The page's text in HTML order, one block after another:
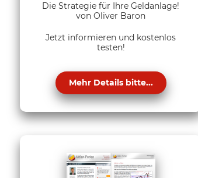
Die Strategie für Ihre Geldanlage!
von Oliver Baron
Jetzt informieren und kostenlos
testen!
Mehr Details bitte...